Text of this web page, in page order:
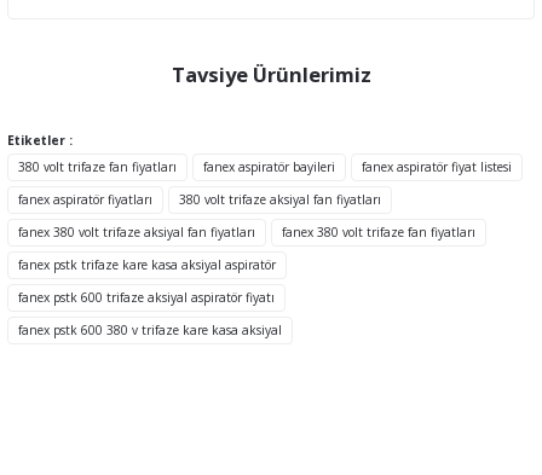
tarafımıza iletebilirsiniz.
Görüş ve önerileriniz için teşekkür ederiz.
Ürün fiyatı diğer sitelerden daha pahalı.
Bu ürüne benzer farklı alternatifler olmalı.
Tavsiye Ürünlerimiz
Etiketler :
380 volt trifaze fan fiyatları
fanex aspiratör bayileri
fanex aspiratör fiyat listesi
fanex aspiratör fiyatları
380 volt trifaze aksiyal fan fiyatları
fanex 380 volt trifaze aksiyal fan fiyatları
fanex 380 volt trifaze fan fiyatları
fanex pstk trifaze kare kasa aksiyal aspiratör
fanex pstk 600 trifaze aksiyal aspiratör fiyatı
fanex pstk 600 380 v trifaze kare kasa aksiyal